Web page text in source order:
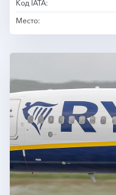
Код IATA:
Место: